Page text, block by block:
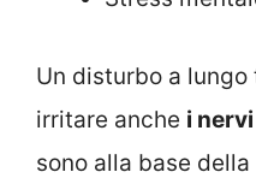
Un disturbo a
irritare anche i
sono alla base